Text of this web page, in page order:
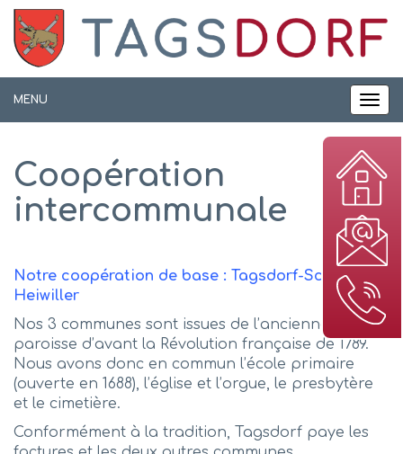
MENU
Coopération
intercommunale
Notre coopération de base : Tagsdorf-Schwoben-
Heiwiller
Nos 3 communes sont issues de l’ancienne
paroisse d’avant la Révolution française de 1789.
Nous avons donc en commun l’école primaire
(ouverte en 1688), l’église et l’orgue, le presbytère
et le cimetière.
Conformément à la tradition, Tagsdorf paye les
Panneau de gestion des cookies